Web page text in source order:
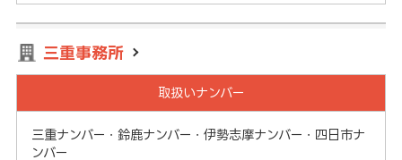
三重事務所
取扱いナンバー
三重ナンバー・鈴鹿ナンバー・伊勢志摩ナンバー・四日市ナ
ンバー